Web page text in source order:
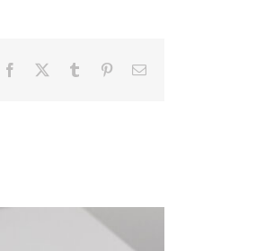
Facebook Tumblr Pinterest
電